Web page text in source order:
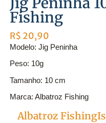
Fishing
R$ 20,90
Modelo: Jig Peninha
Peso: 10g
Tamanho: 10 cm
Marca: Albatroz Fishing
Albatroz Fishing